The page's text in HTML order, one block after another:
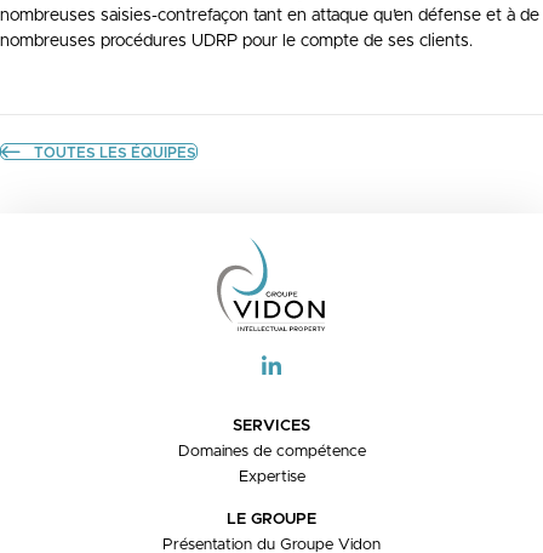
nombreuses saisies-contrefaçon tant en attaque qu’en défense et à de
nombreuses procédures UDRP pour le compte de ses clients.
TOUTES LES ÉQUIPES
SERVICES
Domaines de compétence
Expertise
LE GROUPE
Présentation du Groupe Vidon